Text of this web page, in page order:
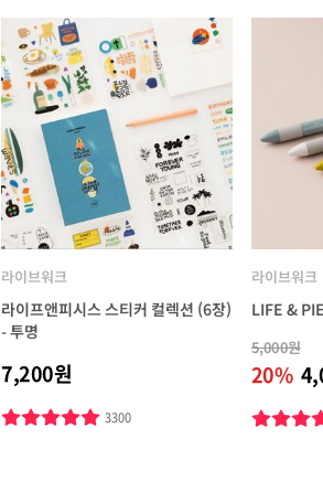
라이브워크
라이프앤피시스 스티커 컬렉션 (6장)
- 투명
7,200원
3300
라이브워크
LIFE &
5,000원
20%